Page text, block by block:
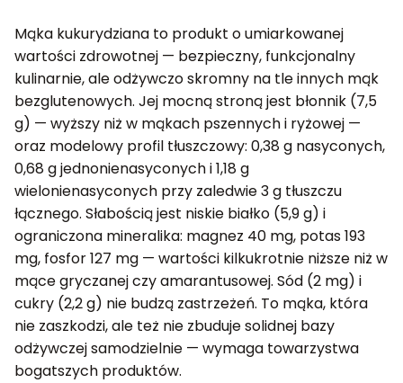
Mąka kukurydziana to produkt o umiarkowanej
wartości zdrowotnej — bezpieczny, funkcjonalny
kulinarnie, ale odżywczo skromny na tle innych mąk
bezglutenowych. Jej mocną stroną jest błonnik (7,5
g) — wyższy niż w mąkach pszennych i ryżowej —
oraz modelowy profil tłuszczowy: 0,38 g nasyconych,
0,68 g jednonienasyconych i 1,18 g
wielonienasyconych przy zaledwie 3 g tłuszczu
łącznego. Słabością jest niskie białko (5,9 g) i
ograniczona mineralika: magnez 40 mg, potas 193
mg, fosfor 127 mg — wartości kilkukrotnie niższe niż w
mące gryczanej czy amarantusowej. Sód (2 mg) i
cukry (2,2 g) nie budzą zastrzeżeń. To mąka, która
nie zaszkodzi, ale też nie zbuduje solidnej bazy
odżywczej samodzielnie — wymaga towarzystwa
bogatszych produktów.